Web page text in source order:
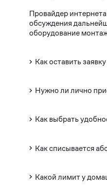
Провайдер
обсуждения
оборудование
Как оставить
Нужно ли лично
Как выбрать
Как списывается
Какой лимит у